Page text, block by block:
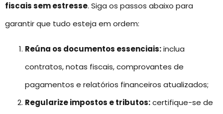
fiscais sem estresse. Siga os passos abaixo para
garantir que tudo esteja em ordem:
Reúna os documentos essenciais:inclua
contratos, notas fiscais, comprovantes de
pagamentos e relatórios financeiros atualizados;
Regularize impostos e tributos:certifique-se de